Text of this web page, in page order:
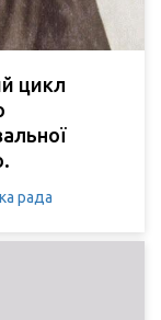
цикл
рада